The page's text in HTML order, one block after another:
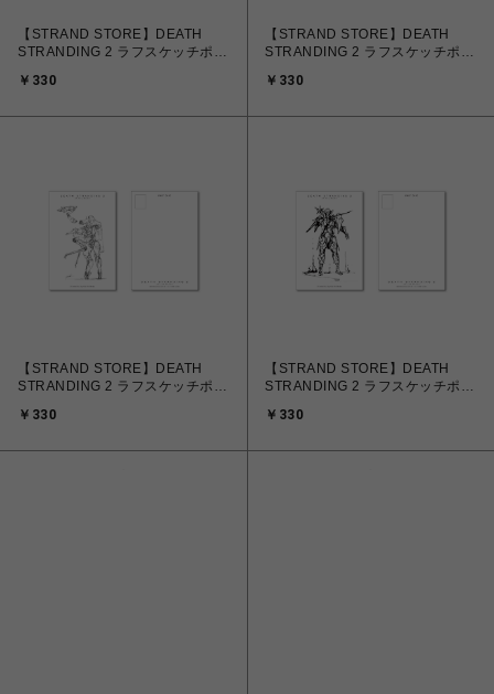
【STRAND STORE】DEATH
STRANDING 2 ラフスケッチポス
￥330
【STRAND STORE】DEATH
STRANDING 2 ラフスケッチポス
￥330
【STRAND STORE】DEATH
STRANDING 2 ラフスケッチポス
￥330
【STRAND STORE】DEATH
STRANDING 2 ラフスケッチポス
￥330